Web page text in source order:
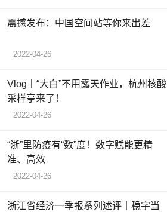
震撼发布：中国空间站等你来出差
2022-04-26
Vlog丨“大白”不用露天作业，杭州核酸
采样亭来了！
2022-04-26
“浙”里防疫有“数”度！数字赋能更精
准、高效
2022-04-26
浙江省经济一季报系列述评丨稳字当